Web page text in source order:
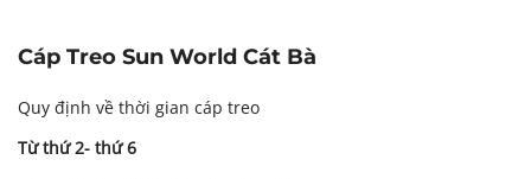
Cáp Treo Sun World Cát Bà
Quy định về thời gian cáp treo
Từ thứ 2- thứ 6